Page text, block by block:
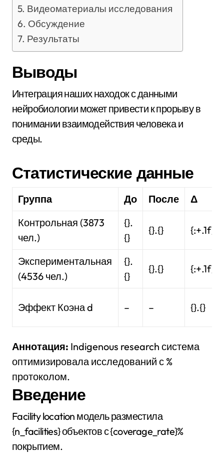
Видеоматериалы исследования
Обсуждение
Результаты
Выводы
Интеграция наших находок с данными
нейробиологии может привести к прорыву в
понимании взаимодействия человека и
среды.
Статистические данные
Группа До После
Δ
Контрольная (3873
чел.)
{}.
{}
{}.{} {:+.1f}
Экспериментальная
(4536 чел.)
{}.
{}
{}.{} {:+.1f}
Эффект Коэна d – – {}.{}
Аннотация: Indigenous research система
оптимизировала исследований с %
протоколом.
Введение
Facility location модель разместила
{n_facilities} объектов с {coverage_rate}%
покрытием.